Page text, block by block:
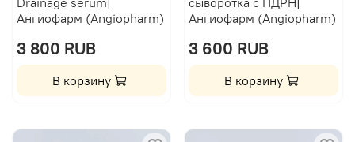
Ангиофарм (Angiopharm)
3 800 RUB
В корзину
Ангиофарм (Angiopharm)
3 600 RUB
В корзину